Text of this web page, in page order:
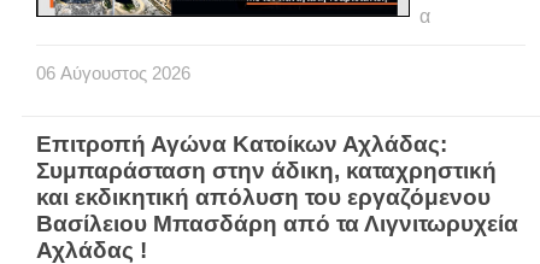
α
06 Αύγουστος 2026
Επιτροπή Αγώνα Κατοίκων Αχλάδας:
Συμπαράσταση στην άδικη, καταχρηστική
και εκδικητική απόλυση του εργαζόμενου
Βασίλειου Μπασδάρη από τα Λιγνιτωρυχεία
Αχλάδας !